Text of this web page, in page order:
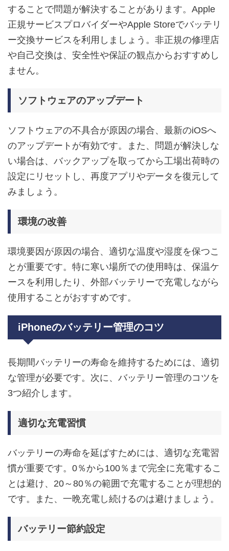
することで問題が解決することがあります。Apple
正規サービスプロバイダーやApple Storeでバッテリ
ー交換サービスを利用しましょう。非正規の修理店
や自己交換は、安全性や保証の観点からおすすめし
ません。
ソフトウェアのアップデート
ソフトウェアの不具合が原因の場合、最新のiOSへ
のアップデートが有効です。また、問題が解決しな
い場合は、バックアップを取ってから工場出荷時の
設定にリセットし、再度アプリやデータを復元して
みましょう。
環境の改善
環境要因が原因の場合、適切な温度や湿度を保つこ
とが重要です。特に寒い場所での使用時は、保温ケ
ースを利用したり、外部バッテリーで充電しながら
使用することがおすすめです。
iPhoneのバッテリー管理のコツ
長期間バッテリーの寿命を維持するためには、適切
な管理が必要です。次に、バッテリー管理のコツを
3つ紹介します。
適切な充電習慣
バッテリーの寿命を延ばすためには、適切な充電習
慣が重要です。0％から100％まで完全に充電するこ
とは避け、20～80％の範囲で充電することが理想的
です。また、一晩充電し続けるのは避けましょう。
バッテリー節約設定